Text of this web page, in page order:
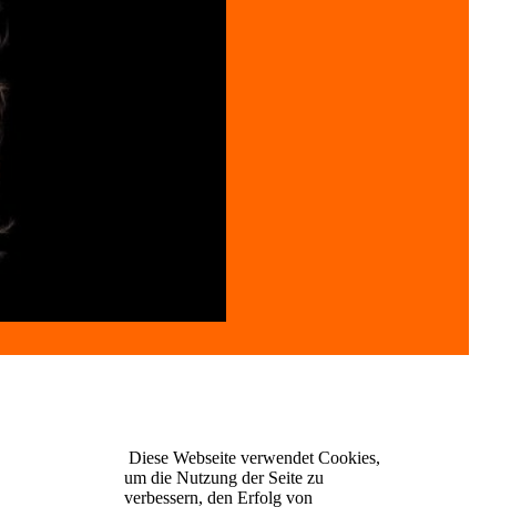
Diese Webseite verwendet Cookies,
um die Nutzung der Seite zu
verbessern, den Erfolg von